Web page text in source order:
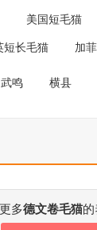
美国短毛猫
短长毛猫 加
武鸣 横县
多德文卷毛猫的